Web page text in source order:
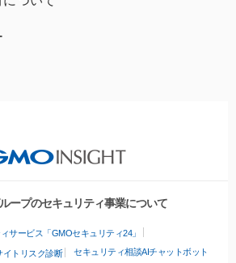
ープのセキュリティ事業について
サービス「GMOセキュリティ24」
イトリスク診断 セキュリティ相談AIチャットボット